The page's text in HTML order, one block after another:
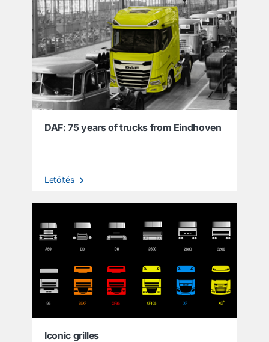
DAF: 75 years of trucks from Eindhoven
Letöltés
Iconic grilles